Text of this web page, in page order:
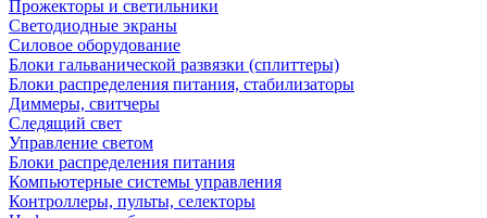
Прожекторы и светильники
Светодиодные экраны
Силовое оборудование
Блоки гальванической развязки (сплиттеры)
Блоки распределения питания, стабилизаторы
Диммеры, свитчеры
Следящий свет
Управление светом
Блоки распределения питания
Компьютерные системы управления
Контроллеры, пульты, селекторы